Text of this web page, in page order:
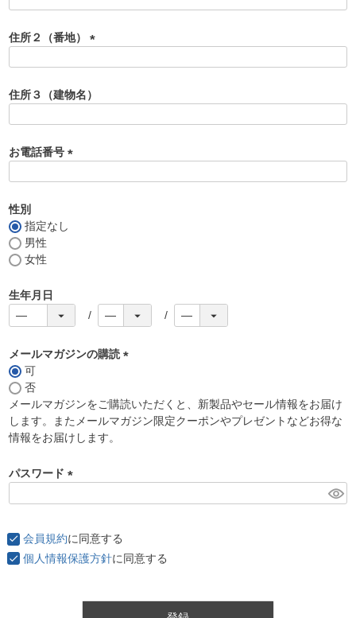
)
住所２（番地）
須
)
住所３（建物名）
お電話番号
性別
指定なし
男性
女性
生年月日
メールマガジンの購読
須
)
可
否
メールマガジンをご購読いただくと、新製品やセール情報をお届け
します。またメールマガジン限定クーポンやプレゼントなどお得な
情報をお届けします。
パスワード
)
会員規約に同意する
個人情報保護方針に同意する